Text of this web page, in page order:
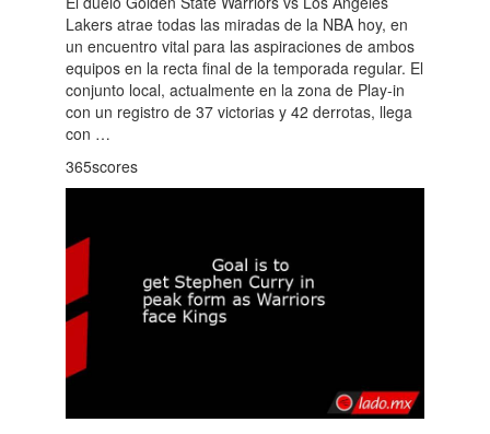
Lakers atrae todas las miradas de la NBA hoy, en
un encuentro vital para las aspiraciones de ambos
equipos en la recta final de la temporada regular. El
conjunto local, actualmente en la zona de Play-in
con un registro de 37 victorias y 42 derrotas, llega
con …
365scores